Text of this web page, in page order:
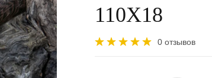
110Х18
0 отзывов